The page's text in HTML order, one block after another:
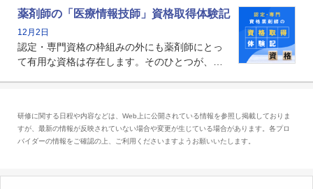
る薬剤師です。現在、感染防止対策加算の施設
基準に専任の薬剤師配置が挙げられており、今
後は感染症領域で薬剤師に、より多くの役割が
求められる可能性もあります。
薬剤師の「医療情報技師」資格取得体験記
12月2日
認定・専門資格の枠組みの外にも薬剤師にとっ
て有用な資格は存在します。そのひとつが、
とは、病院薬剤師を中心に大きな武器になりま
す。
研修に関する日程や内容などは、Web上に公開されている情報を参照し掲載しておりま
すが、最新の情報が反映されていない場合や変更が生じている場合があります。各プロ
バイダーの情報をご確認の上、ご利用くださいますようお願いいたします。